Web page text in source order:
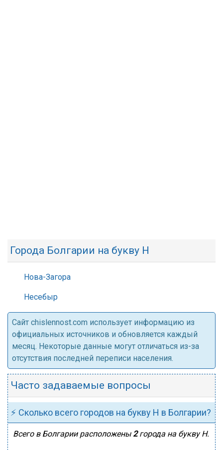
Города Болгарии на букву Н
Нова-Загора
Несебыр
Cайт chislennost.com использует информацию из
официальных источников и обновляется каждый
месяц. Некоторые данные могут отличаться из-за
отсутствия последней переписи населения.
Часто задаваемые вопросы
⚡ Сколько всего городов на букву Н в Болгарии?
Всего в Болгарии расположены 2города на букву Н.